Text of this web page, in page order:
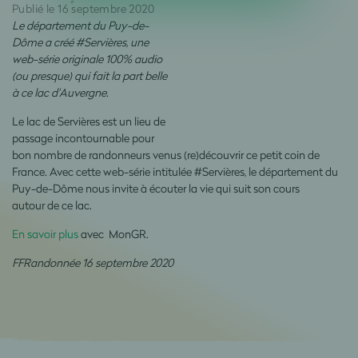
Publié le 16 septembre 2020
Le département du Puy-de-
Dôme a créé #Servières, une
web-série originale 100% audio
(ou presque) qui fait la part belle
à ce lac d'Auvergne.
Le lac de Servières est un lieu de
passage incontournable pour
bon nombre de randonneurs venus (re)découvrir ce petit coin de
France. Avec cette web-série intitulée #Servières, le département du
Puy-de-Dôme nous invite à écouter la vie qui suit son cours
autour de ce lac.
En savoir plusavec MonGR.
FFRandonnée 16 septembre 2020